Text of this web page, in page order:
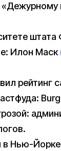
Илон Маск
Нью-